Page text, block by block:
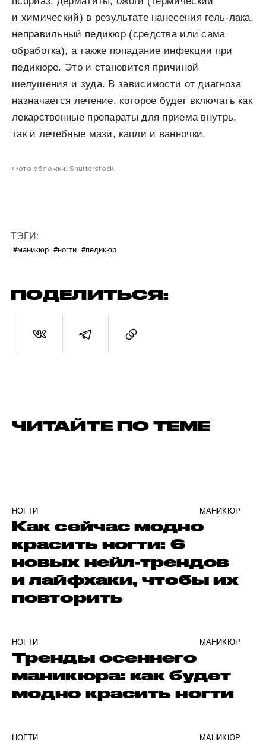
и химический) в результате нанесения гель-лака,
неправильный педикюр (средства или сама
обработка), а также попадание инфекции при
педикюре. Это и становится причиной
шелушения и зуда. В зависимости от диагноза
назначается лечение, которое будет включать как
лекарственные препараты для приема внутрь,
так и лечебные мази, капли и ванночки.
Фото обложки: Shutterstock.
ТЭГИ:
#маникюр #ногти #педикюр
ПОДЕЛИТЬСЯ:
ЧИТАЙТЕ ПО ТЕМЕ
НОГТИ МАНИКЮР
Как сейчас модно
красить ногти: 6
новых нейл-трендов
и лайфхаки, чтобы их
повторить
НОГТИ МАНИКЮР
Тренды осеннего
маникюра: как будет
модно красить ногти
НОГТИ МАНИКЮР